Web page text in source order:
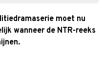
moet nu
wanneer de NTR-reeks